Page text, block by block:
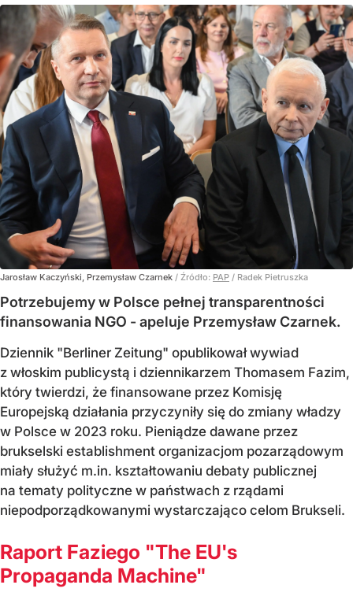
Jarosław Kaczyński, Przemysław Czarnek / Źródło: PAP / Radek Pietruszka
Potrzebujemy w Polsce pełnej transparentności
finansowania NGO - apeluje Przemysław Czarnek.
Dziennik "Berliner Zeitung" opublikował wywiad
z włoskim publicystą i dziennikarzem Thomasem Fazim,
który twierdzi, że finansowane przez Komisję
Europejską działania przyczyniły się do zmiany władzy
w Polsce w 2023 roku. Pieniądze dawane przez
brukselski establishment organizacjom pozarządowym
miały służyć m.in. kształtowaniu debaty publicznej
na tematy polityczne w państwach z rządami
niepodporządkowanymi wystarczająco celom Brukseli.
Raport Faziego "The EU's
Propaganda Machine"